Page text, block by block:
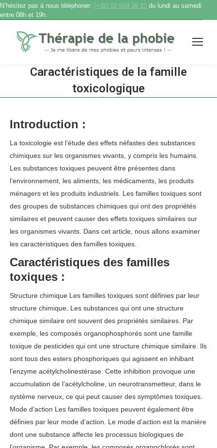
N’hésitez pas à nous téléphoner: (+32) 02 669 39 23 du lundi au samedi
entre 08h et 19h.
Caractéristiques de la famille
toxicologique
Introduction :
La toxicologie est l’étude des effets néfastes des substances
chimiques sur les organismes vivants, y compris les humains.
Les substances toxiques peuvent être présentes dans
l’environnement, les aliments, les médicaments, les produits
ménagers et les produits industriels. Les familles toxiques sont
des groupes de substances chimiques qui ont des propriétés
similaires et peuvent causer des effets toxiques similaires sur
les organismes vivants. Dans cet article, nous allons examiner
les caractéristiques des familles toxiques.
Caractéristiques des familles
toxiques :
Structure chimique Les familles toxiques sont définies par leur
structure chimique. Les substances qui ont une structure
chimique similaire ont souvent des propriétés similaires. Par
exemple, les composés organophosphorés sont une famille
toxique de pesticides qui ont une structure chimique similaire. Ils
sont tous des esters phosphoriques qui agissent en inhibant
l’enzyme acétylcholinestérase. Cette inhibition provoque une
accumulation de l’acétylcholine, un neurotransmetteur, dans le
système nerveux, ce qui peut causer des symptômes toxiques.
Mode d’action Les familles toxiques peuvent également être
définies par leur mode d’action. Le mode d’action est la manière
dont une substance affecte les processus biologiques de